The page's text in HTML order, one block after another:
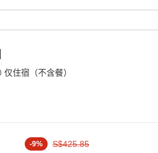
仅住宿（不含餐）
-9% S$425.85